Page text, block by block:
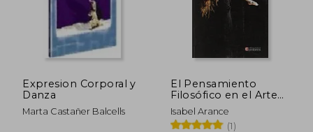
Expresion Corporal y
Danza
Marta Castañer Balcells
El Pensamiento
Filosófico en el Arte
Coreográfico
Contemporáneo
Isabel Arance
(1)